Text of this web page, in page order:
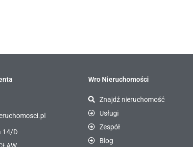
14/D
Wro Nieruchomości
Znajdź nieruchomość
Usługi
Zespół
Blog